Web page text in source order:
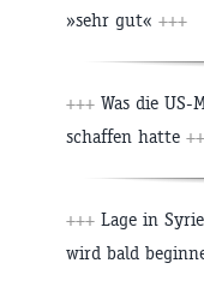
»sehr gut« +++
+++ Was die
schaffen hatte
+++ Lage in
wird bald